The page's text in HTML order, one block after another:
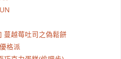
越莓吐司之偽鬆餅
格派